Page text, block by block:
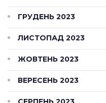
ГРУДЕНЬ 2023
ЛИСТОПАД 2023
ЖОВТЕНЬ 2023
ВЕРЕСЕНЬ 2023